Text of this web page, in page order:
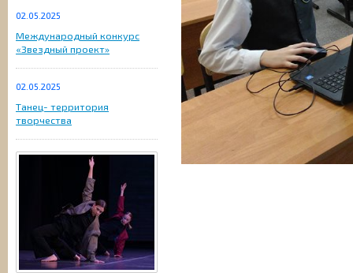
02.05.2025
Международный конкурс
«Звездный проект»
02.05.2025
Танец- территория
творчества